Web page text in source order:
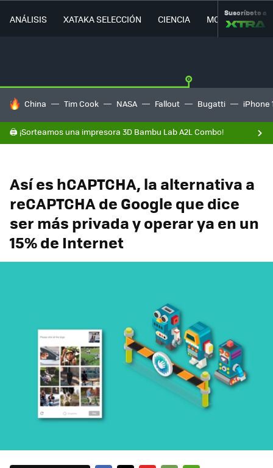
ANÁLISIS XATAKA SELECCIÓN CIENCIA MOVILIDAD
Suscríbete a
HOY SE HABLA DE
China Tim Cook NASA Fallout Bugatti iPhone
🖨️ ¡Sorteamos una impresora 3D Bambu Lab A2L Combo!
Así es hCAPTCHA, la alternativa a
reCAPTCHA de Google que dice
ser más privada y operar ya en un
15% de Internet